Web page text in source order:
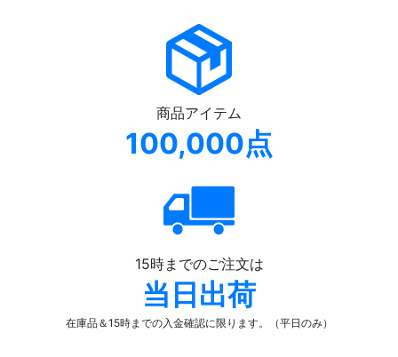
商品アイテム
100,000点
15時までのご注文は
当日出荷
在庫品＆15時までの入金確認に限ります。（平日のみ）